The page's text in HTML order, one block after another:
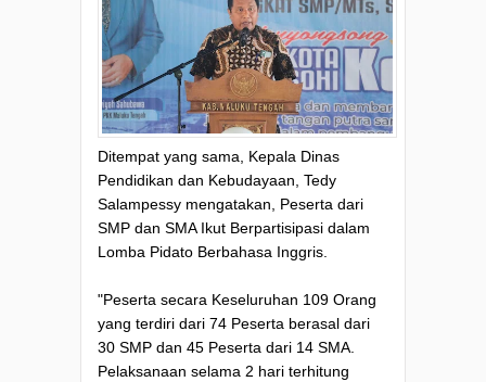
Ditempat yang sama, Kepala Dinas
Pendidikan dan Kebudayaan, Tedy
Salampessy mengatakan, Peserta dari
SMP dan SMA Ikut Berpartisipasi dalam
Lomba Pidato Berbahasa Inggris.
"Peserta secara Keseluruhan 109 Orang
yang terdiri dari 74 Peserta berasal dari
30 SMP dan 45 Peserta dari 14 SMA.
Pelaksanaan selama 2 hari terhitung